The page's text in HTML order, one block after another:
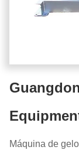
Guangdong Icesnow
Máquina de